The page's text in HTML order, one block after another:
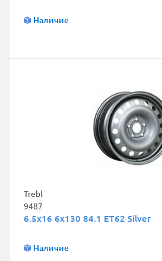
Наличие
Trebl
9487
6.5x16 6x130 84.1 ET62 Silver
Наличие